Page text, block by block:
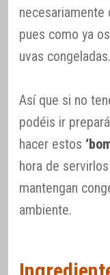
necesariamente
pues como ya
uvas congeladas.
Así que si no
podéis ir
hacer estos
hora de
mantengan
ambiente.